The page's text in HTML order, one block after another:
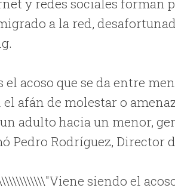
y redes sociales forman
a la red,
acoso que se da entre
el afán de molestar o
adulto hacia un menor,
Pedro Rodríguez, Director
siendo el